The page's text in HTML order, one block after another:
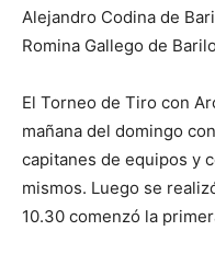
Alejandro Codina de
Romina Gallego de
El Torneo de Tiro con
mañana del domingo
capitanes de equipos y
mismos. Luego se
10.30 comenzó la